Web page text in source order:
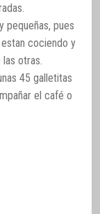
pequeñas, pues
cociendo y
las otras.
45 galletitas
el café o